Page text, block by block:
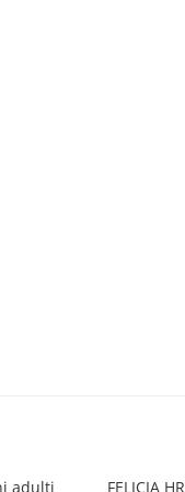
adulti
FELICIA